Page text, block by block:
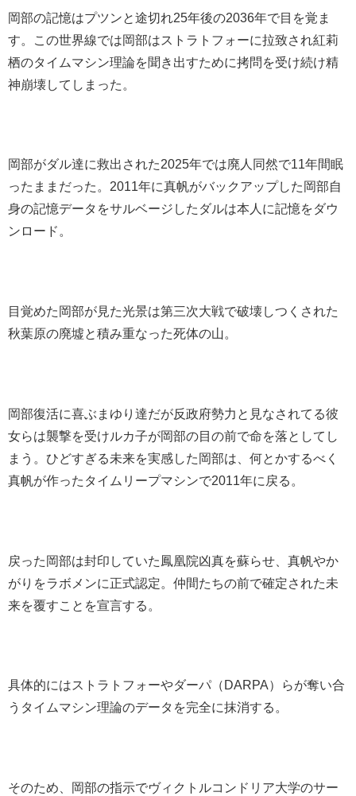
岡部の記憶はプツンと途切れ25年後の2036年で目を覚ま
す。この世界線では岡部はストラトフォーに拉致され紅莉
栖のタイムマシン理論を聞き出すために拷問を受け続け精
神崩壊してしまった。
岡部がダル達に救出された2025年では廃人同然で11年間眠
ったままだった。2011年に真帆がバックアップした岡部自
身の記憶データをサルベージしたダルは本人に記憶をダウ
ンロード。
目覚めた岡部が見た光景は第三次大戦で破壊しつくされた
秋葉原の廃墟と積み重なった死体の山。
岡部復活に喜ぶまゆり達だが反政府勢力と見なされてる彼
女らは襲撃を受けルカ子が岡部の目の前で命を落としてし
まう。ひどすぎる未来を実感した岡部は、何とかするべく
真帆が作ったタイムリープマシンで2011年に戻る。
戻った岡部は封印していた鳳凰院凶真を蘇らせ、真帆やか
がりをラボメンに正式認定。仲間たちの前で確定された未
来を覆すことを宣言する。
具体的にはストラトフォーやダーパ（DARPA）らが奪い合
うタイムマシン理論のデータを完全に抹消する。
そのため、岡部の指示でヴィクトルコンドリア大学のサー